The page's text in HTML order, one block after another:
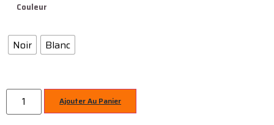
Couleur
Noir Blanc
Ajouter Au Panier